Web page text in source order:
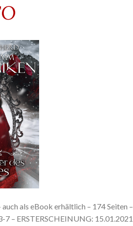
als eBook erhältlich – 174 Seiten –
– ERSTERSCHEINUNG: 15.01.2021